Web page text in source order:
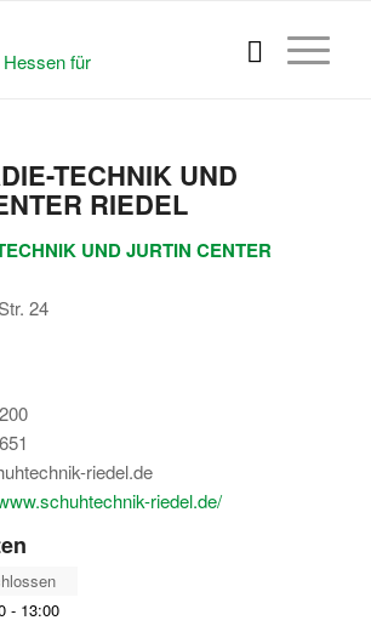
TECHNIK UND
RIEDEL
UND JURTIN CENTER
24
riedel.de
riedel.de/
- 13:00